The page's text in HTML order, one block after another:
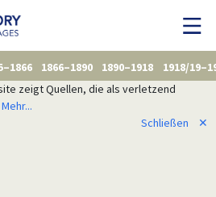
1866–1890 1890–1918
1918/
zeigt Quellen, die als verletzend
Mehr...
Schließen
✕